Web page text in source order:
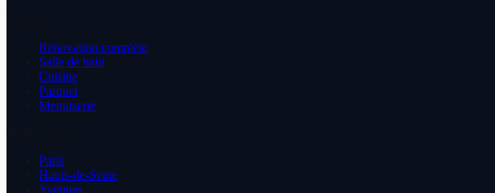
Rénovation complète
Salle de bain
Cuisine
Parquet
Menuiserie
Paris
Hauts-de-Seine
Yvelines